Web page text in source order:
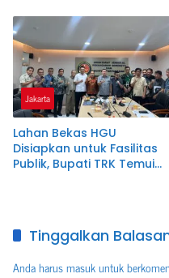
Jakarta
Lahan Bekas HGU
Disiapkan untuk Fasilitas
Publik, Bupati TRK Temui
Tinggalkan
Anda harusmasukuntuk